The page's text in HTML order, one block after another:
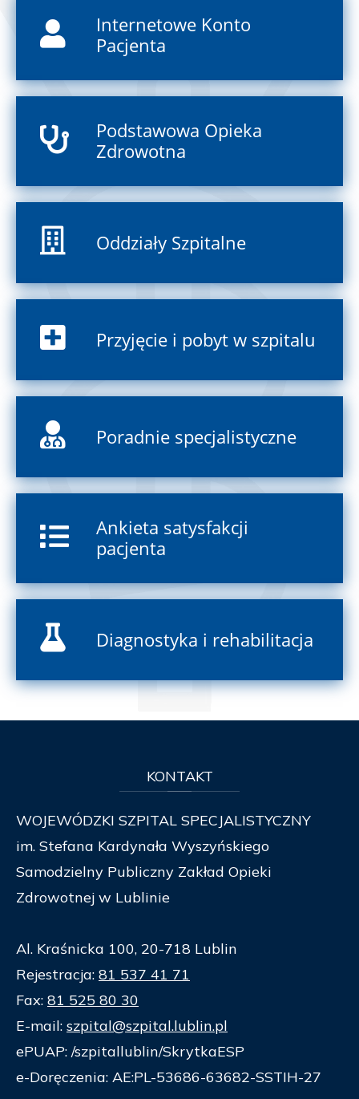
Internetowe Konto
Pacjenta
Podstawowa Opieka
Zdrowotna
Oddziały Szpitalne
Przyjęcie i pobyt w szpitalu
Poradnie specjalistyczne
Ankieta satysfakcji
pacjenta
Diagnostyka i rehabilitacja
KONTAKT
WOJEWÓDZKI SZPITAL SPECJALISTYCZNY
im. Stefana Kardynała Wyszyńskiego
Samodzielny Publiczny Zakład Opieki
Zdrowotnej w Lublinie
Al. Kraśnicka 100, 20-718 Lublin
Rejestracja: 81 537 41 71
Fax: 81 525 80 30
E-mail: szpital@szpital.lublin.pl
ePUAP: /szpitallublin/SkrytkaESP
e-Doręczenia: AE:PL-53686-63682-SSTIH-27